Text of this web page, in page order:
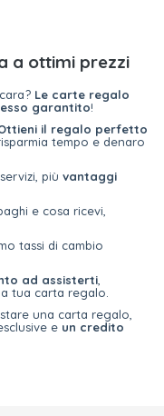
a ottimi prezzi
Le carte regalo
garantito!
il regalo perfetto
tempo e denaro
più vantaggi
e cosa ricevi,
tassi di cambio
ad assisterti
tua carta regalo.
una carta regalo,
e un credito